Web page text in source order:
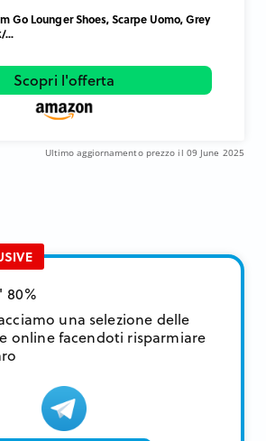
Go Lounger Shoes, Scarpe Uomo, Grey
...
Scopri l'offerta
Ultimo aggiornamento prezzo il 09 June 2025
80%
una selezione delle
online facendoti risparmiare